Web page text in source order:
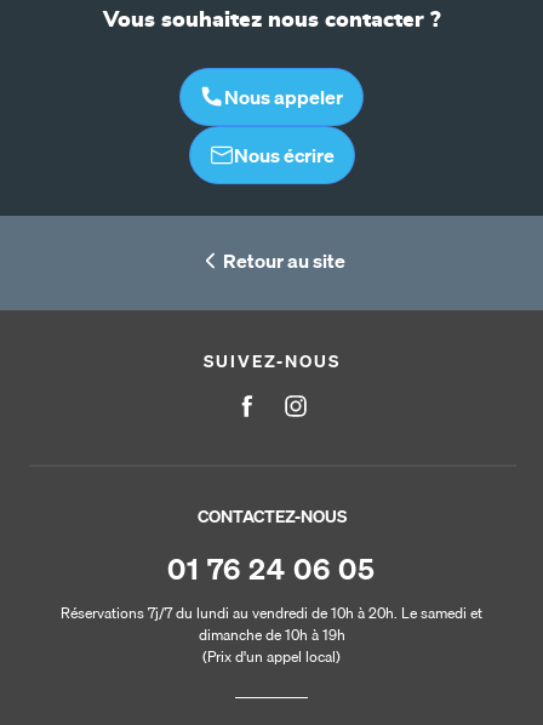
Vous souhaitez nous contacter ?
Nous appeler
Nous écrire
Retour au site
SUIVEZ-NOUS
CONTACTEZ-NOUS
01 76 24 06 05
Réservations 7j/7 du lundi au vendredi de 10h à 20h. Le samedi et
dimanche de 10h à 19h
(Prix d'un appel local)